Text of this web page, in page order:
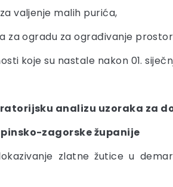
valjenje malih purića,
ogradu za ograđivanje
koje su nastale nakon 01.
analizu uzoraka za
zagorske županije
zlatne žutice u